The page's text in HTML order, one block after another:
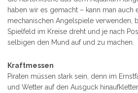
haben wir es gemacht – kann man auch
mechanischen Angelspiele verwenden,
Spielfeld im Kreise dreht und je nach
selbigen den Mund auf und zu machen.
Kraftmessen
Piraten müssen stark sein, denn im
und Wetter auf den Ausguck